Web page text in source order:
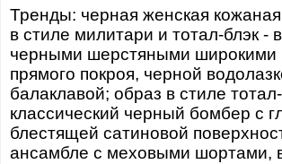
Тренды: черная женская кожаная
в стиле милитари и тотал-блэк -
черными шерстяными широкими
прямого покроя, черной
балаклавой; образ в стиле
классический черный бомбер с
блестящей сатиновой
ансамбле с меховыми шортами,